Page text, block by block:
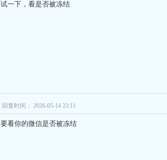
孙术校律师
孙术校律师对我是男方，离婚了，孩子一
试一下，看是否被冻结
回复时间： 2026-05-14 23:11
要看你的微信是否被冻结